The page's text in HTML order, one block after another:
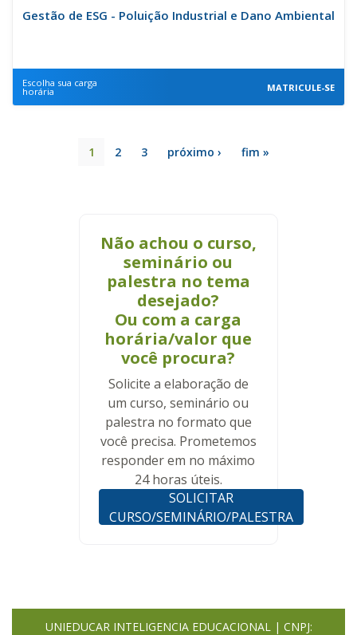
Gestão de ESG - Poluição Industrial e Dano Ambiental
Escolha sua carga
horária MATRICULE-SE
1 2 3 próximo › fim »
Não achou o curso,
seminário ou
palestra no tema
desejado?
Ou com a carga
horária/valor que
você procura?
Solicite a elaboração de
um curso, seminário ou
palestra no formato que
você precisa. Prometemos
responder em no máximo
24 horas úteis.
SOLICITAR
CURSO/SEMINÁRIO/PALESTRA
UNIEDUCAR INTELIGENCIA EDUCACIONAL | CNPJ: